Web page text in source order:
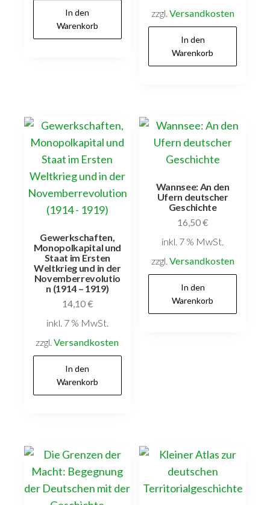
In den
Warenkorb
zzgl. Versandkosten
In den
Warenkorb
Gewerkschaften,
Monopolkapital und
Staat im Ersten
Weltkrieg und in der
Novemberrevolutio
n (1914 – 1919)
14,10€
inkl. 7 % MwSt.
zzgl.Versandkosten
In den
Warenkorb
Wannsee: An den
Ufern deutscher
Geschichte
16,50€
inkl. 7 % MwSt.
zzgl. Versandkosten
In den
Warenkorb